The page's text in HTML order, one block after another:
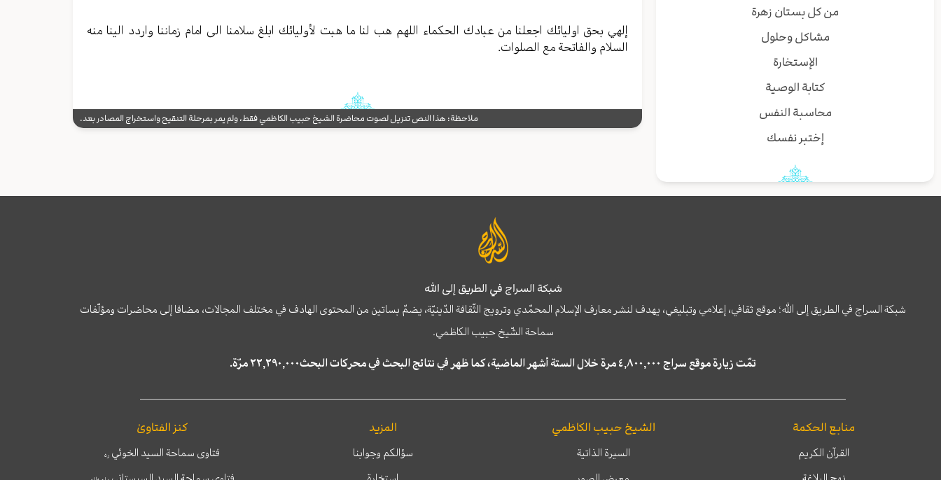
من كل بستان زهرة
مشاكل وحلول
الإستخارة
كتابة الوصية
محاسبة النفس
إختبر نفسك
إلهي بحق اوليائك اجعلنا من عبادك الحكماء اللهم هب لنا ما هبت لأوليائك ابلغ سلامنا الى امام زماننا واردد الينا منه
السلام والفاتحة مع الصلوات.
ملاحظة: هذا النص تنزيل لصوت محاضرة الشيخ حبيب الكاظمي فقط، ولم يمر بمرحلة التنقيح واستخراج المصادر بعد.
شبكة السراج في الطريق إلى الله
شبكة السراج في الطريق إلى الله؛ موقع ثقافي، إعلامي وتبليغي، يهدف لنشر معارف الإسلام المحمّدي وترويج الثّقافة الدّينيّة، يضمّ بساتين من المحتوى الهادف في مختلف المجالات، مضافا إلى محاضرات ومؤلّفات
سماحة الشّيخ حبيب الكاظمي.
تمّت زيارة موقع سراج ٤,٨٠٠,٠٠٠ مرة خلال الستة أشهر الماضية، كما ظهر في نتائج البحث في محركات البحث٢٢,٢٩٠,٠٠٠ مرّة.
منابع الحكمة
القرآن الكريم
الشيخ حبيب الكاظمي
السيرة الذاتية
المزيد
سؤالكم وجوابنا
كنز الفتاوىٰ
فتاوى سماحة السيد الخوئي ره